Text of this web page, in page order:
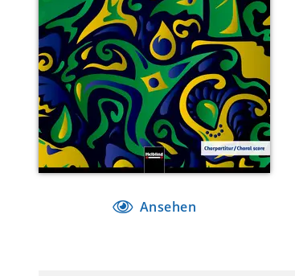
Ansehen